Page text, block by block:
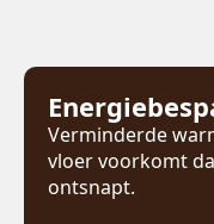
Verminderde
vloer voorkomt
ontsnapt.